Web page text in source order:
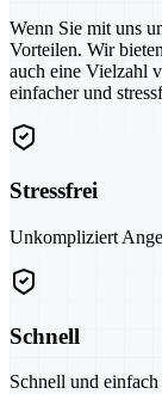
Wenn Sie mit uns
Vorteilen. Wir
auch eine Vielzahl
einfacher und
Stressfrei
Unkompliziert
Schnell
Schnell und